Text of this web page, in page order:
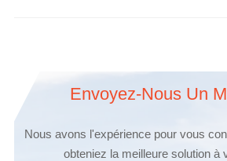
Envoyez-Nous Un
Nous avons l'expérience pour vous
obteniez la meilleure solution à